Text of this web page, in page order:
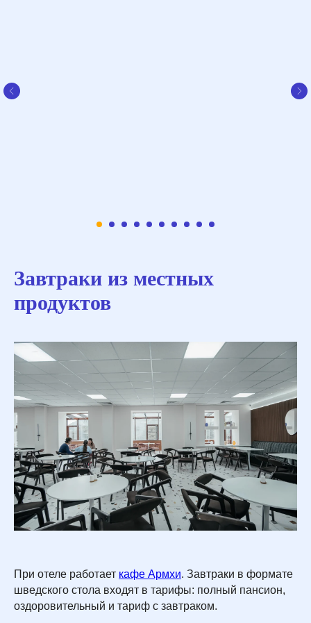
Завтраки из местных
продуктов
При отеле работает кафе Армхи. Завтраки в формате
шведского стола входят в тарифы: полный пансион,
оздоровительный и тариф с завтраком.